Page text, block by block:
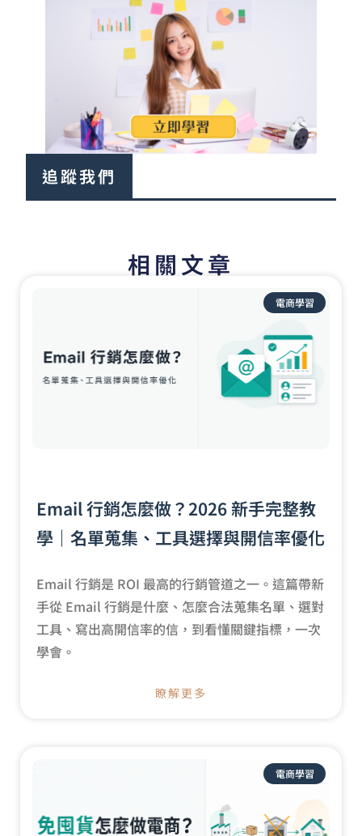
追蹤我們
相關文章
電商學習
Email 行銷怎麼做？2026 新手完整教
學｜名單蒐集、工具選擇與開信率優化
Email 行銷是 ROI 最高的行銷管道之一。這篇帶新
手從 Email 行銷是什麼、怎麼合法蒐集名單、選對
工具、寫出高開信率的信，到看懂關鍵指標，一次
學會。
瞭解更多
電商學習